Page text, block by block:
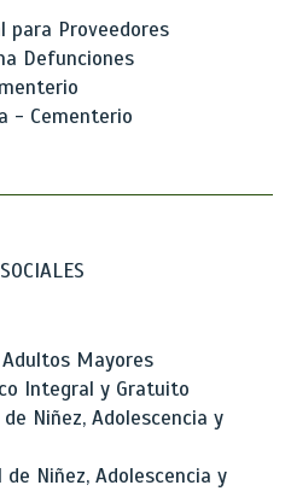
para Proveedores
Defunciones
- Cementerio
Mayores
Integral y Gratuito
Niñez, Adolescencia y
Niñez, Adolescencia y